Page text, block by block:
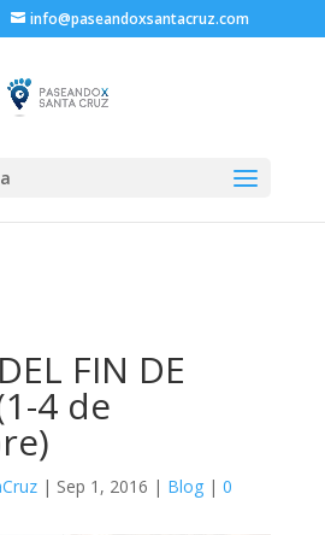
info@paseandoxsantacruz.com
FIN DE
4 de
| Sep 1, 2016 | Blog| 0